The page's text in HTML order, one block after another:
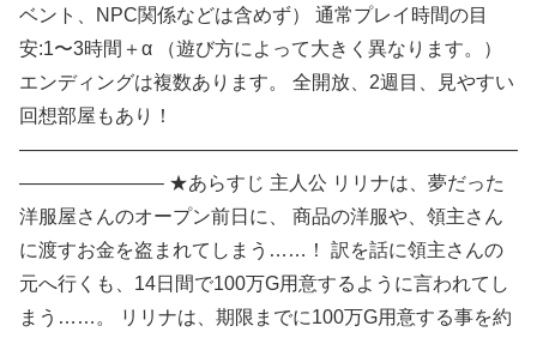
ベント、NPC関係などは含めず） 通常プレイ時間の目
安:1〜3時間＋α （遊び方によって大きく異なります。）
エンディングは複数あります。 全開放、2週目、見やすい
回想部屋もあり！
——————————————————————————
———————– ★あらすじ 主人公 リリナは、夢だった
洋服屋さんのオープン前日に、 商品の洋服や、領主さん
に渡すお金を盗まれてしまう……！ 訳を話に領主さんの
元へ行くも、14日間で100万G用意するように言われてし
まう……。 リリナは、期限までに100万G用意する事を約